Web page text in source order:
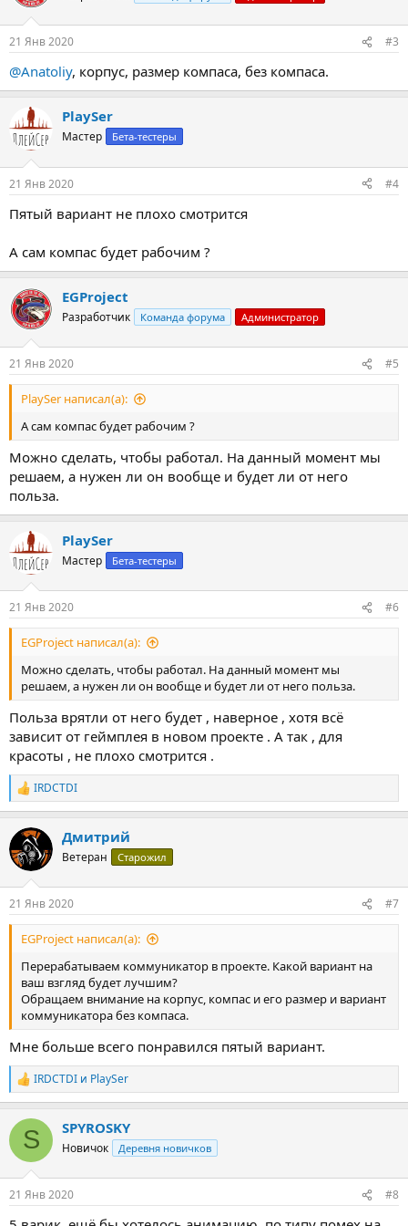
21 Янв 2020 #3
@Anatoliy, корпус, размер компаса, без компаса.
PlaySer
Мастер Бета-тестеры
21 Янв 2020 #4
Пятый вариант не плохо смотрится
А сам компас будет рабочим ?
EGProject
Разработчик Команда форума Администратор
21 Янв 2020 #5
PlaySer написал(а):
А сам компас будет рабочим ?
Можно сделать, чтобы работал. На данный момент мы
решаем, а нужен ли он вообще и будет ли от него
польза.
PlaySer
Мастер Бета-тестеры
21 Янв 2020 #6
EGProject написал(а):
Можно сделать, чтобы работал. На данный момент мы
решаем, а нужен ли он вообще и будет ли от него польза.
Польза врятли от него будет , наверное , хотя всё
зависит от геймплея в новом проекте . А так , для
красоты , не плохо смотрится .
Р
е
к
ц
и
IRDCTDI
Дмитрий
Ветеран Старожил
21 Янв 2020 #7
EGProject написал(а):
Перерабатываем коммуникатор в проекте. Какой вариант на
ваш взгляд будет лучшим?
Обращаем внимание на корпус, компас и его размер и вариант
коммуникатора без компаса.
Мне больше всего понравился пятый вариант.
Р
е
к
и
IRDCTDI и PlaySer
S SPYROSKY
Новичок Деревня новичков
21 Янв 2020 #8